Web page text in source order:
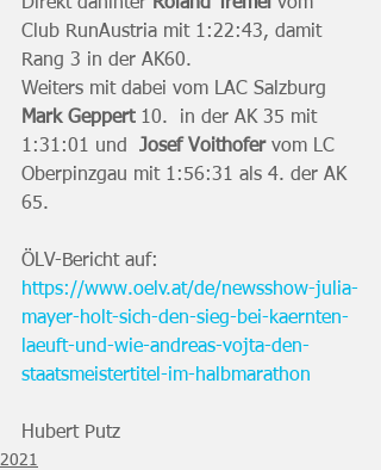
Club RunAustria mit 1:22:43, damit
Rang 3 in der AK60.
Weiters mit dabei vom LAC Salzburg
Mark Geppert 10.
in der AK 35 mit
1:31:01 und Josef Voithofer vom LC
Oberpinzgau mit 1:56:31 als 4. der AK
65.
ÖLV-Bericht auf:
https://www.oelv.at/de/newsshow-julia-
mayer-holt-sich-den-sieg-bei-kaernten-
laeuft-und-wie-andreas-vojta-den-
staatsmeistertitel-im-halbmarathon
Hubert Putz
2021